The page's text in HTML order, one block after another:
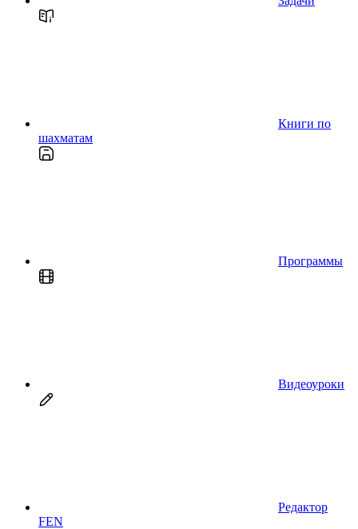
Книги по
шахматам
Программы
Видеоуроки
Редактор
FEN